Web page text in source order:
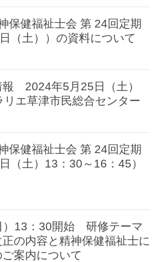
保健福祉士会 第 24回定期
（土））の資料について
報 2024年5月25日（土）
エ草津市民総合センター
保健福祉士会 第 24回定期
（土）13：30～16：45）
）13：30開始 研修テーマ
正の内容と精神保健福祉士に
案内について